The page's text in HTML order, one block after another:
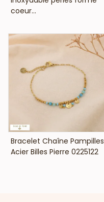
coeur...
VOIR LE PRIX
Bracelet Chaîne Pampilles
Acier Billes Pierre 0225122